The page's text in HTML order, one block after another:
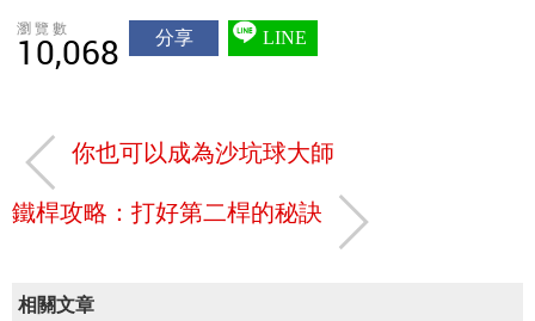
瀏覽數
10,068 分享 LINE
你也可以成為沙坑球大師
鐵桿攻略：打好第二桿的秘訣
相關文章